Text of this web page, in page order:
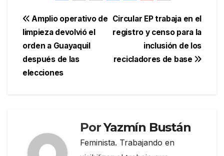
Navegación
de
entradas
Circular EP trabaja en el
registro y censo para la
inclusión de los
recicladores de base
Amplio operativo de
limpieza devolvió el
orden a Guayaquil
después de las
elecciones
PorYazmín Bustán
Feminista. Trabajando en